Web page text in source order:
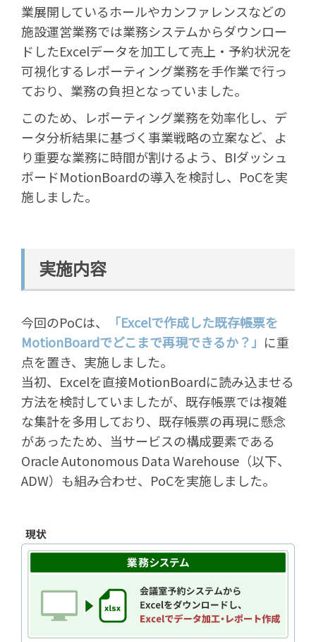
業展開しているホールやカンファレンスなどの
施設運営業務では業務システムからダウンロー
ドしたExcelデータを加工して売上・予約状況を
可視化するレポーティング業務を手作業で行っ
ており、業務の負担となっていました。
このため、レポーティング業務を効率化し、デ
ータ分析結果に基づく事業戦略の立案など、よ
り重要な業務に時間が割けるよう、BIダッシュ
ボードMotionBoardの導入を検討し、PoCを実
施しました。
実施内容
今回のPoCは、
「Excelで作成した既存帳票を
MotionBoardでどこまで再現できるか？」 に重
点を置き、実施しました。
当初、Excelを直接MotionBoardに読み込ませる
方法を検討していましたが、既存帳票では複雑
な集計を多用しており、既存帳票の再現に懸念
があったため、当サービスの構成要素である
Oracle Autonomous Data Warehouse（以下、
ADW）も組み合わせ、PoCを実施しました。